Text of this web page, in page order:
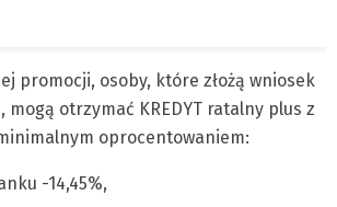
promocji, osoby, które złożą wniosek
mogą otrzymać KREDYT ratalny plus z
oprocentowaniem:
-14,45%,